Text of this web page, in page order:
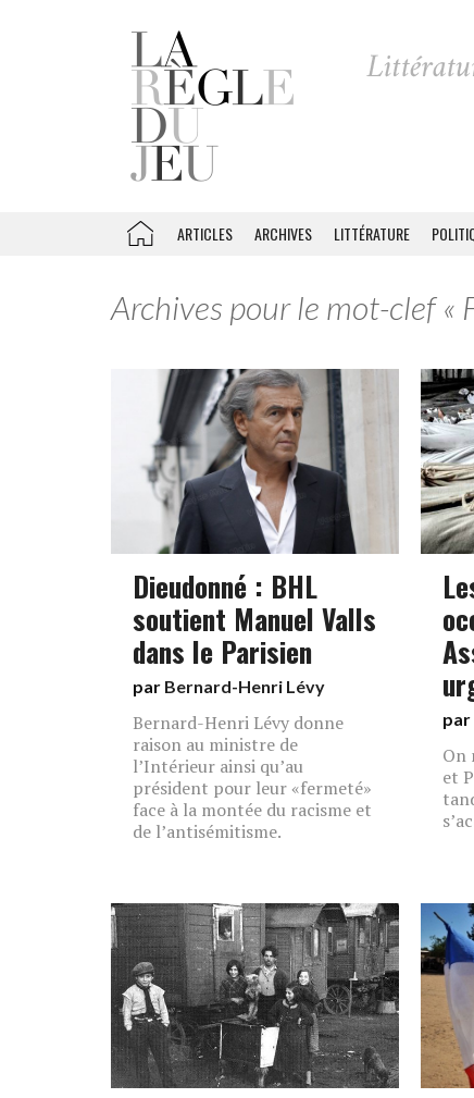
ARTICLES ARCHIVES LITTÉRATURE
Archives pour le mot-clef «
Dieudonné : BHL
soutient Manuel Valls
dans le Parisien
par Bernard-Henri Lévy
Bernard-Henri Lévy donne
raison au ministre de
l’Intérieur ainsi qu’au
président pour leur «fermeté»
face à la montée du racisme et
de l’antisémitisme.
par
On
et